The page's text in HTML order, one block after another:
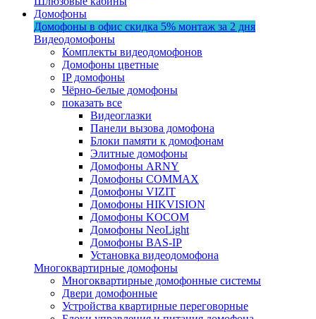
Домофоны
Домофоны в офис скидка 5% монтаж за 2 дня
Видеодомофоны
Комплекты видеодомофонов
Домофоны цветные
IP домофоны
Чёрно-белые домофоны
показать все
Видеоглазки
Панели вызова домофона
Блоки памяти к домофонам
Элитные домофоны
Домофоны ARNY
Домофоны COMMAX
Домофоны VIZIT
Домофоны HIKVISION
Домофоны KOCOM
Домофоны NeoLight
Домофоны BAS-IP
Установка видеодомофона
Многоквартирные домофоны
Многоквартирные домофонные системы
Двери домофонные
Устройства квартирные переговорные